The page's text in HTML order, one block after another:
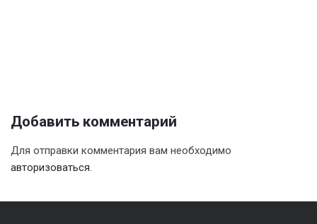
Добавить комментарий
Для отправки комментария вам необходимо
авторизоваться